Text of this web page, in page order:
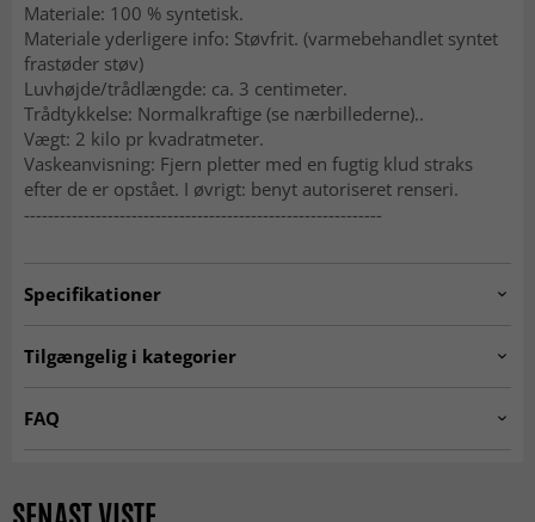
Materiale: 100 % syntetisk.
Materiale yderligere info: Støvfrit. (varmebehandlet syntet
frastøder støv)
Luvhøjde/trådlængde: ca. 3 centimeter.
Trådtykkelse: Normalkraftige (se nærbillederne)..
Vægt: 2 kilo pr kvadratmeter.
Vaskeanvisning: Fjern pletter med en fugtig klud straks
efter de er opstået. I øvrigt: benyt autoriseret renseri.
------------------------------------------------------------
Specifikationer
Tilgængelig i kategorier
FAQ
en ekstra blød og hyggelig fornemmelse. Rya-tæpper er